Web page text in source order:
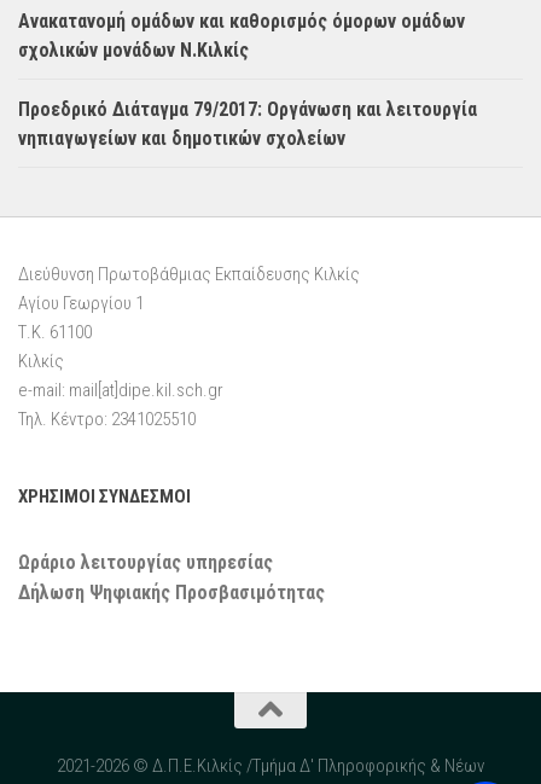
Ανακατανομή ομάδων και καθορισμός όμορων ομάδων
σχολικών μονάδων Ν.Κιλκίς
Προεδρικό Διάταγμα 79/2017: Οργάνωση και λειτουργία
νηπιαγωγείων και δημοτικών σχολείων
Διεύθυνση Πρωτοβάθμιας Εκπαίδευσης Κιλκίς
Αγίου Γεωργίου 1
Τ.Κ. 61100
Κιλκίς
e-mail: mail[at]dipe.kil.sch.gr
Τηλ. Κέντρο: 2341025510
ΧΡΗΣΙΜΟΙ ΣΥΝΔΕΣΜΟΙ
Ωράριο λειτουργίας υπηρεσίας
Δήλωση Ψηφιακής Προσβασιμότητας
2021-2026 © Δ.Π.Ε.Κιλκίς /Τμήμα Δ' Πληροφορικής & Νέων